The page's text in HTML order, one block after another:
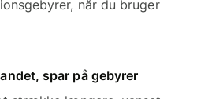
når du bruger
spar på gebyrer